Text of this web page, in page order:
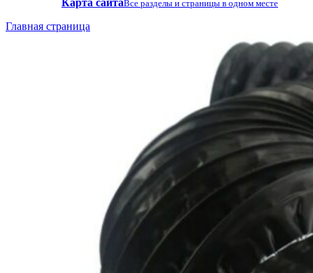
Карта сайтаВсе разделы и страницы в одном месте
Главная страница